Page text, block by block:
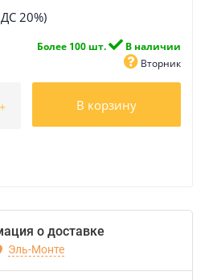
20%)
Более 100 шт.
В наличии
Вторник
В корзину
о доставке
Эль-Монте